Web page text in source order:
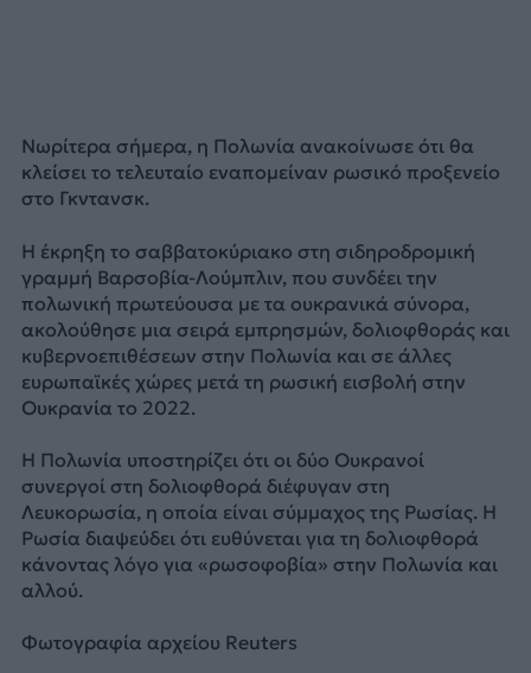
Νωρίτερα σήμερα, η Πολωνία ανακοίνωσε ότι θα
κλείσει το τελευταίο εναπομείναν ρωσικό προξενείο
στο Γκντανσκ.
Η έκρηξη το σαββατοκύριακο στη σιδηροδρομική
γραμμή Βαρσοβία-Λούμπλιν, που συνδέει την
πολωνική πρωτεύουσα με τα ουκρανικά σύνορα,
ακολούθησε μια σειρά εμπρησμών, δολιοφθοράς και
κυβερνοεπιθέσεων στην Πολωνία και σε άλλες
ευρωπαϊκές χώρες μετά τη ρωσική εισβολή στην
Ουκρανία το 2022.
Η Πολωνία υποστηρίζει ότι οι δύο Ουκρανοί
συνεργοί στη δολιοφθορά διέφυγαν στη
Λευκορωσία, η οποία είναι σύμμαχος της Ρωσίας. Η
Ρωσία διαψεύδει ότι ευθύνεται για τη δολιοφθορά
κάνοντας λόγο για «ρωσοφοβία» στην Πολωνία και
αλλού.
Φωτογραφία αρχείου Reuters